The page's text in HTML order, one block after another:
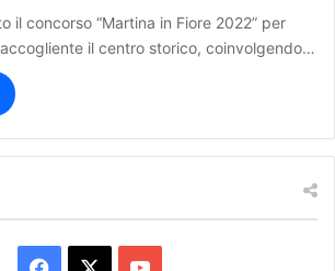
il concorso “Martina in Fiore 2022” per
il centro storico, coinvolgendo…